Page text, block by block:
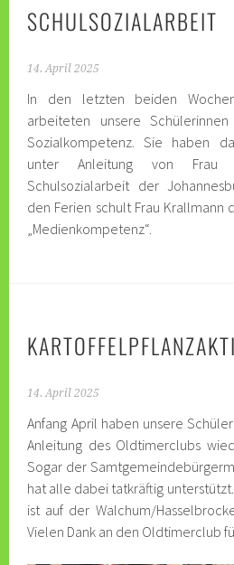
SCHULSOZIALARBEIT
14. April 2025
In den letzten beiden
arbeiteten unsere
Sozialkompetenz. Sie haben
unter Anleitung von Frau
Schulsozialarbeit der
den Ferien schult Frau Krallmann
„Medienkompetenz“.
14. April 2025
Anfang April haben unsere
Anleitung des Oldtimerclubs
Sogar der
hat alle dabei tatkräftig
ist auf der Walchum/
Vielen Dank an den Oldtimerclub